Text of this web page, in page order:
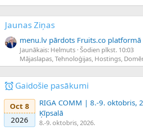
Jaunas Ziņas
menu.lv pārdots Fruits.co platformā
Jaunākais: Helmuts Šodien plkst. 10:03
Mājaslapas, Tehnoloģijas, Hostings,
Gaidošie pasākumi
Oct 8
2026
RIGA COMM | 8.-9. oktobris,
Ķīpsalā
8.-9. oktobris, 2026.